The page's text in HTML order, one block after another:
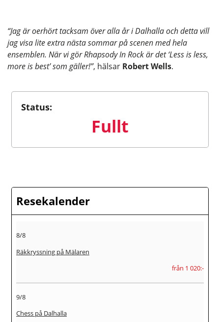
“Jag är oerhört tacksam över alla år i Dalhalla och detta vill
jag visa lite extra nästa sommar på scenen med hela
ensemblen. När vi gör Rhapsody In Rock är det ‘Less is less,
more is best’ som gäller!”, hälsar Robert Wells.
Status:
Fullt
Resekalender
8/8
Räkkryssning på Mälaren
från 1 020:-
9/8
Chess på Dalhalla